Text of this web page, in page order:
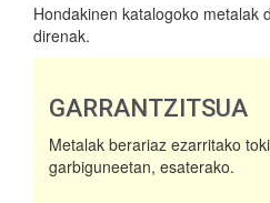
Hondakinen katalogoko metalak
direnak.
GARRANTZITSUA
Metalak berariaz ezarritako
garbiguneetan, esaterako.